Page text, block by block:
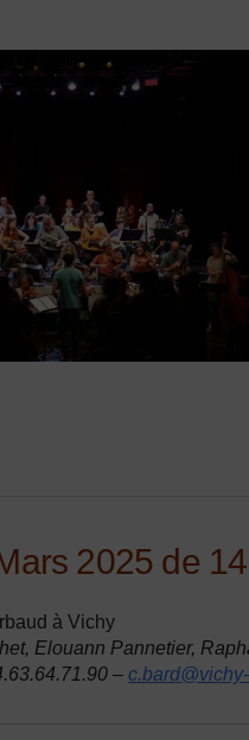
2025 de
à Vichy
Elouann Pannetier,
–